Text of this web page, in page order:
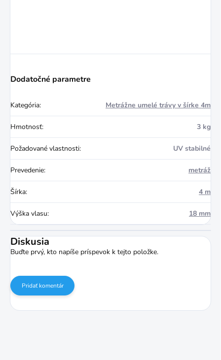
Dodatočné parametre
Kategória: Metrážne umelé trávy v šírke 4m
Hmotnosť: 3 kg
Požadované vlastnosti: UV stabilné
Prevedenie: metráž
Šírka: 4 m
Výška vlasu: 18 mm
Diskusia
Buďte prvý, kto napíše príspevok k tejto položke.
Pridať komentár